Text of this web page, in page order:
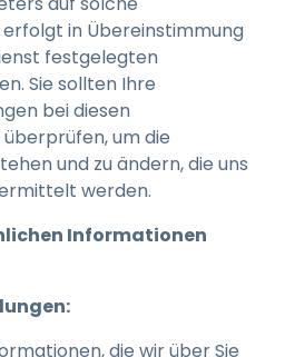
in Übereinstimmung
festgelegten
Sie sollten Ihre
bei diesen
um die
und zu ändern, die uns
werden.
Informationen
die wir über Sie